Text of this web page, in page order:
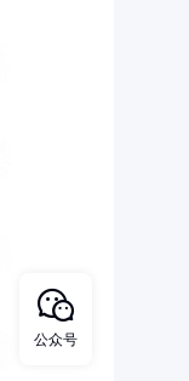
公众号